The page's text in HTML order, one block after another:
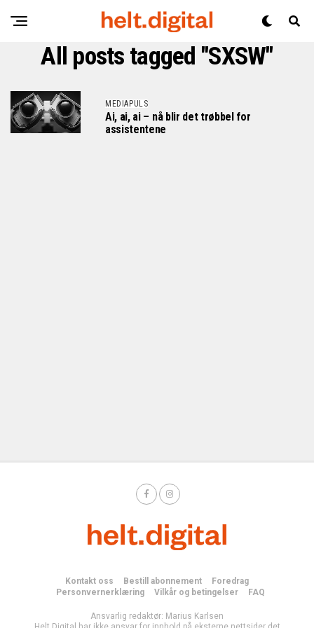
All posts tagged "SXSW"
MEDIAPULS
Ai, ai, ai – nå blir det trøbbel for
assistentene
Kontakt oss Bestill abonnement
Foredrag
Personvernerklæring
Vilkår og betingelser FAQ
Ansvarlig redaktør: Marius Karlsen